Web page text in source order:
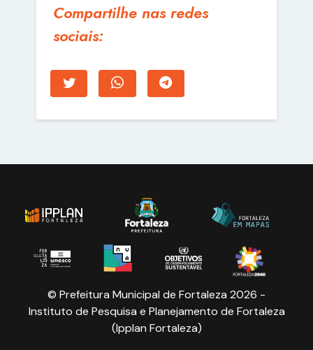
Compartilhe nas redes
sociais:
© Prefeitura Municipal de Fortaleza 2026 -
Instituto de Pesquisa e Planejamento de Fortaleza
(Ipplan Fortaleza)